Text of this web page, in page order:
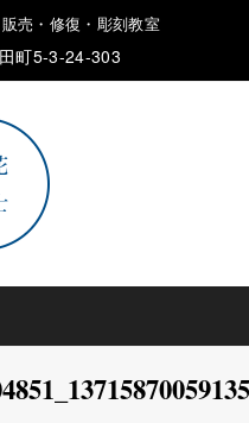
売・修復・彫刻教室
町5-3-24-303